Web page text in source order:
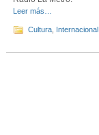
Leer más…
Cultura Internacional